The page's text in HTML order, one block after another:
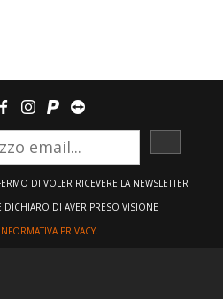
facebook
instagram
paypalteamviewer
DI VOLER RICEVERE LA NEWSLETTER
DICHIARO DI AVER PRESO VISIONE
INFORMATIVA PRIVACY.